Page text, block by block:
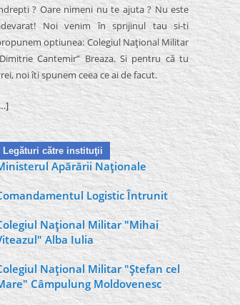
? Oare nimeni nu te ajuta ? Nu este
Noi venim în sprijinul tau si-ti
optiunea: Colegiul Naţional Militar
Cantemir” Breaza. Si pentru că tu
noi îti spunem ceea ce ai de facut.
Legături către instituţii
Apărării Naţionale
Logistic Întrunit
Naţional Militar "Mihai
Alba Iulia
Naţional Militar "Ştefan cel
Câmpulung Moldovenesc